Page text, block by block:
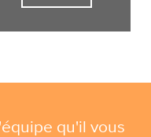
qu'il vous